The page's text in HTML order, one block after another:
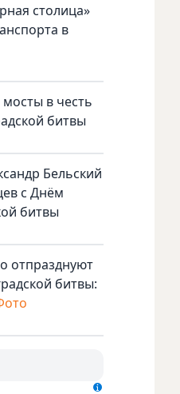
столица»
в
в честь
битвы
Бельский
с Днём
битвы
отпразднуют
битвы: